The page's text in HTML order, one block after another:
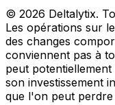
© 2026 Deltalytix.
Les opérations sur
des changes
conviennent pas à
peut
son investissement
que l'on peut